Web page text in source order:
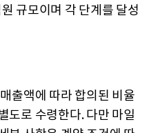
규모이며 각 단계를 달성
출액에 따라 합의된 비율
도로 수령한다. 다만 마일